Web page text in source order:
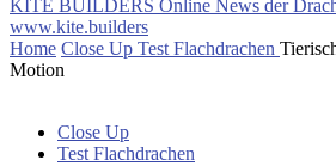
KITE BUILDERS Online News der
www.kite.builders
Home Close Up Test Flachdrachen
Motion
Close Up
Test Flachdrachen